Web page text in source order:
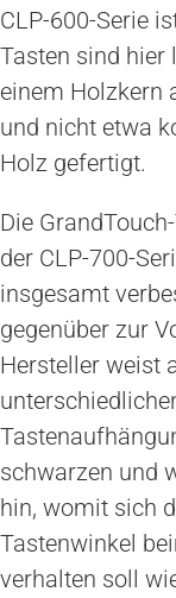
CLP-600-Serie
Tasten sind
einem Holzkern
und nicht etwa
Holz gefertigt.
Die
der CLP-700-
insgesamt
gegenüber zur
Hersteller weist
schwarzen und
hin, womit sich
Tastenwinkel
verhalten soll